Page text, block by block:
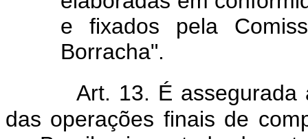
e fixados pela
Borracha".
Art. 13. É assegurada
das operações finais de